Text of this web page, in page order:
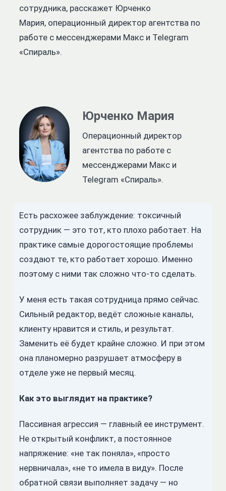
сотрудника, расскажет Юрченко
Мария, операционный директор агентства по
работе с мессенджерами Макс и Telegram
«Спираль».
Юрченко Мария
Операционный директор
агентства по работе с
мессенджерами Макс и
Telegram «Спираль».
Есть расхожее заблуждение: токсичный
сотрудник — это тот, кто плохо работает. На
практике самые дорогостоящие проблемы
создают те, кто работает хорошо. Именно
поэтому с ними так сложно что-то сделать.
У меня есть такая сотрудница прямо сейчас.
Сильный редактор, ведёт сложные каналы,
клиенту нравится и стиль, и результат.
Заменить её будет крайне сложно. И при этом
она планомерно разрушает атмосферу в
отделе уже не первый месяц.
Как это выглядит на практике?
Пассивная агрессия — главный ее инструмент.
Не открытый конфликт, а постоянное
напряжение: «не так поняла», «просто
нервничала», «не то имела в виду». После
обратной связи выполняет задачу — но